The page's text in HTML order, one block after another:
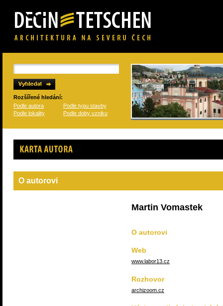
Rozšířené hledání:
Podle autora
Podle typu stavby
Podle lokality
Podle doby vzniku
Karta autora
O autorovi
Martin Vomastek
O autorovi
Web
www.labor13.cz
Rozhovor
archizoom.cz